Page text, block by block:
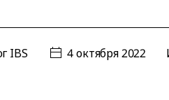
IBS 4 октября 2022